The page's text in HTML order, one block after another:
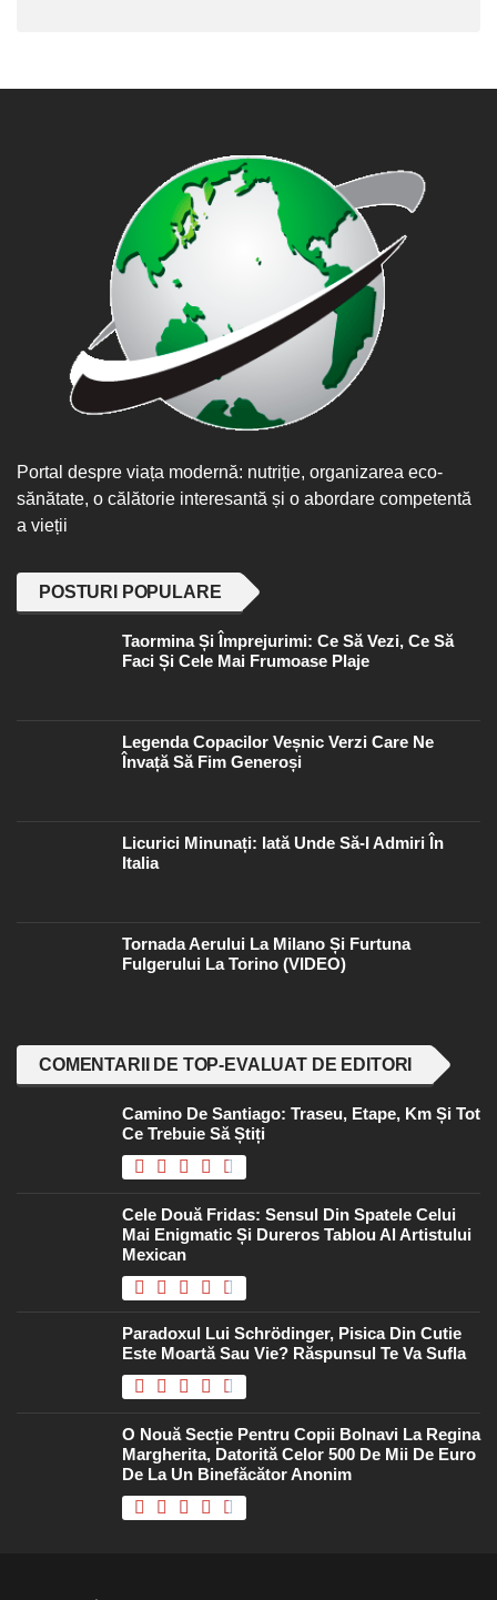
Portal despre viața modernă: nutriție, organizarea eco-
sănătate, o călătorie interesantă și o abordare competentă
a vieții
POSTURI POPULARE
Taormina Și Împrejurimi: Ce Să Vezi, Ce Să
Faci Și Cele Mai Frumoase Plaje
Legenda Copacilor Veșnic Verzi Care Ne
Învață Să Fim Generoși
Licurici Minunați: Iată Unde Să-I Admiri În
Italia
Tornada Aerului La Milano Și Furtuna
Fulgerului La Torino (VIDEO)
COMENTARII DE TOP-EVALUAT DE EDITORI
Camino De Santiago: Traseu, Etape, Km Și Tot
Ce Trebuie Să Știți
Cele Două Fridas: Sensul Din Spatele Celui
Mai Enigmatic Și Dureros Tablou Al Artistului
Mexican
Paradoxul Lui Schrödinger, Pisica Din Cutie
Este Moartă Sau Vie? Răspunsul Te Va Sufla
O Nouă Secție Pentru Copii Bolnavi La Regina
Margherita, Datorită Celor 500 De Mii De Euro
De La Un Binefăcător Anonim